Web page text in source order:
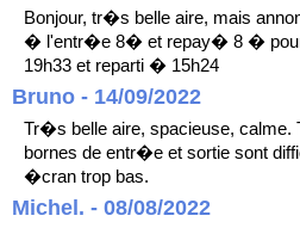
Bonjour, tr�s belle aire, mais
� l'entr�e 8� et repay� 8 �
19h33 et reparti � 15h24
Bruno - 14/09/2022
Tr�s belle aire, spacieuse,
bornes de entr�e et sortie sont
�cran trop bas.
Michel. - 08/08/2022